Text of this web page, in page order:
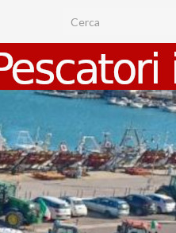
Search for: